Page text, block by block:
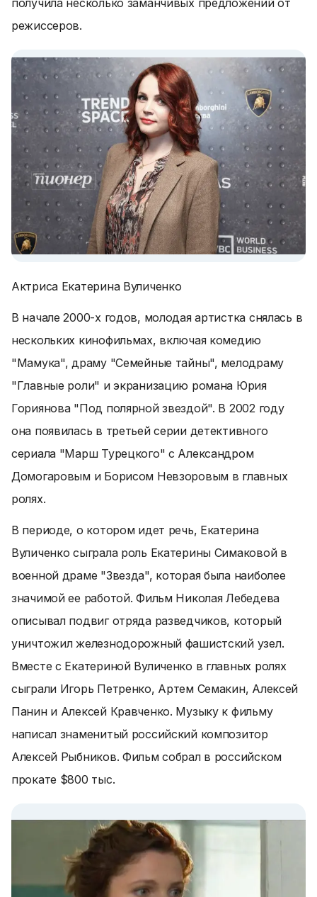
получила несколько заманчивых предложений от
режиссеров.
Актриса Екатерина Вуличенко
В начале 2000-х годов, молодая артистка снялась в
нескольких кинофильмах, включая комедию
"Мамука", драму "Семейные тайны", мелодраму
"Главные роли" и экранизацию романа Юрия
Гориянова "Под полярной звездой". В 2002 году
она появилась в третьей серии детективного
сериала "Марш Турецкого" с Александром
Домогаровым и Борисом Невзоровым в главных
ролях.
В периоде, о котором идет речь, Екатерина
Вуличенко сыграла роль Екатерины Симаковой в
военной драме "Звезда", которая была наиболее
значимой ее работой. Фильм Николая Лебедева
описывал подвиг отряда разведчиков, который
уничтожил железнодорожный фашистский узел.
Вместе с Екатериной Вуличенко в главных ролях
сыграли Игорь Петренко, Артем Семакин, Алексей
Панин и Алексей Кравченко. Музыку к фильму
написал знаменитый российский композитор
Алексей Рыбников. Фильм собрал в российском
прокате $800 тыс.